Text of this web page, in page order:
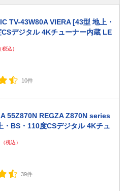
TV-43W80A VIERA [43型 地上・
デジタル 4Kチューナー内蔵 LE
]
（税込）
10件
55Z870N REGZA Z870N series
・BS・110度CSデジタル 4Kチュ
液晶テレビ]
（税込）
39件